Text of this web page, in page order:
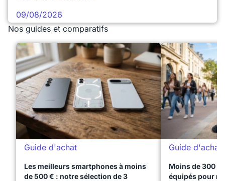
09/08/2026
Nos guides et comparatifs
Guide d'achat
Les meilleurs smartphones à moins
de 500 € : notre sélection de 3
Guide d'achat
Moins de 300 €
équipés pour